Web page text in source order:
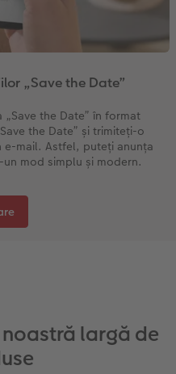
„Save the Date”
the Date” în format
the Date” și trimiteți-o
e-mail. Astfel, puteți anunța
mod simplu și modern.
largă de